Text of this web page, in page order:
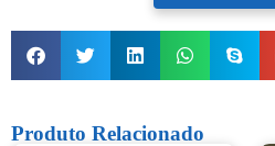
Produto Relacionado